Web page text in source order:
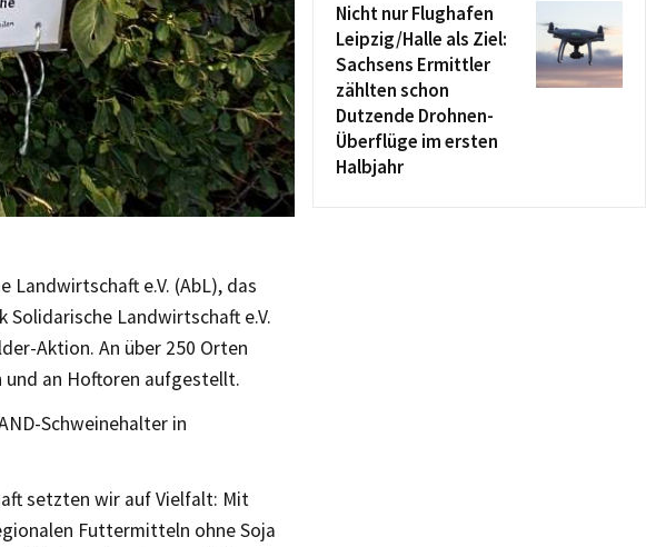
Landwirtschaft e.V. (AbL), das
Solidarische Landwirtschaft e.V.
Aktion. An über 250 Orten
und an Hoftoren aufgestellt.
Schweinehalter in
setzten wir auf Vielfalt: Mit
Futtermitteln ohne Soja
Nicht nur Flughafen
Leipzig/Halle als Ziel:
Sachsens Ermittler
zählten schon
Dutzende Drohnen-
Überflüge im ersten
Halbjahr